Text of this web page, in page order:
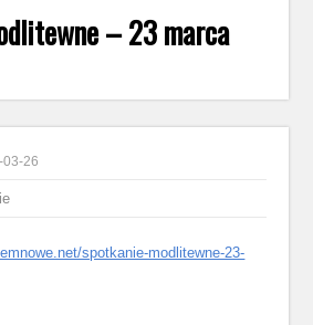
– 23 marca
03-26
spotkanie-modlitewne-23-